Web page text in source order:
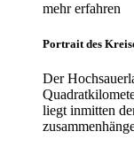
mehr erfahren
Portrait des
Der
liegt inmitten